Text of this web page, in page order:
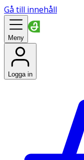
Gå till innehåll
Meny
Logga in